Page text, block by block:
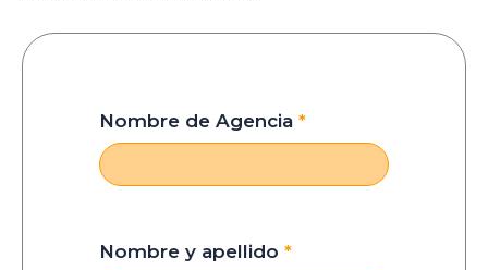
Nombre de Agencia *
Nombre y apellido *